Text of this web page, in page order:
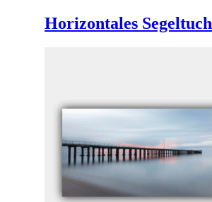
Horizontales Segeltuch